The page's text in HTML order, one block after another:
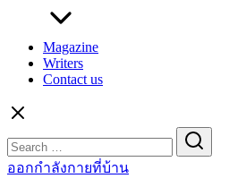
Magazine
Writers
Contact us
for:
ออกกำลังกายที่บ้าน